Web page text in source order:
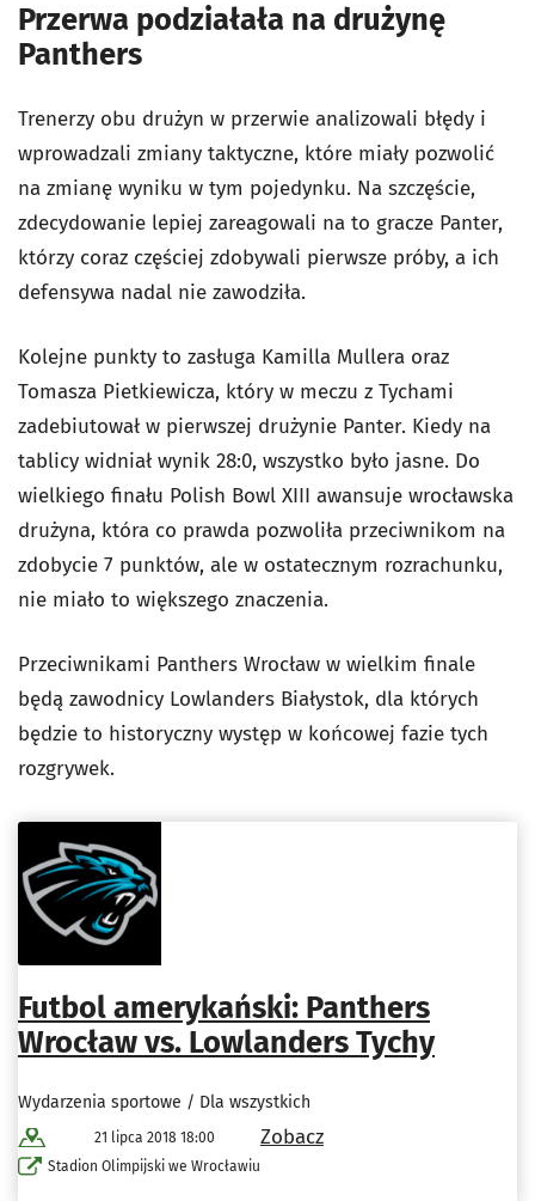
Przerwa podziałała na drużynę
Panthers
Trenerzy obu drużyn w przerwie analizowali błędy i
wprowadzali zmiany taktyczne, które miały pozwolić
na zmianę wyniku w tym pojedynku. Na szczęście,
zdecydowanie lepiej zareagowali na to gracze Panter,
którzy coraz częściej zdobywali pierwsze próby, a ich
defensywa nadal nie zawodziła.
Kolejne punkty to zasługa Kamilla Mullera oraz
Tomasza Pietkiewicza, który w meczu z Tychami
zadebiutował w pierwszej drużynie Panter. Kiedy na
tablicy widniał wynik 28:0, wszystko było jasne. Do
wielkiego finału Polish Bowl XIII awansuje wrocławska
drużyna, która co prawda pozwoliła przeciwnikom na
zdobycie 7 punktów, ale w ostatecznym rozrachunku,
nie miało to większego znaczenia.
Przeciwnikami Panthers Wrocław w wielkim finale
będą zawodnicy Lowlanders Białystok, dla których
będzie to historyczny występ w końcowej fazie tych
rozgrywek.
Futbol amerykański: Panthers
Wrocław vs. Lowlanders Tychy
Wydarzenia sportowe / Dla wszystkich
21 lipca 2018 18:00
Stadion Olimpijski we Wrocławiu
Zobacz